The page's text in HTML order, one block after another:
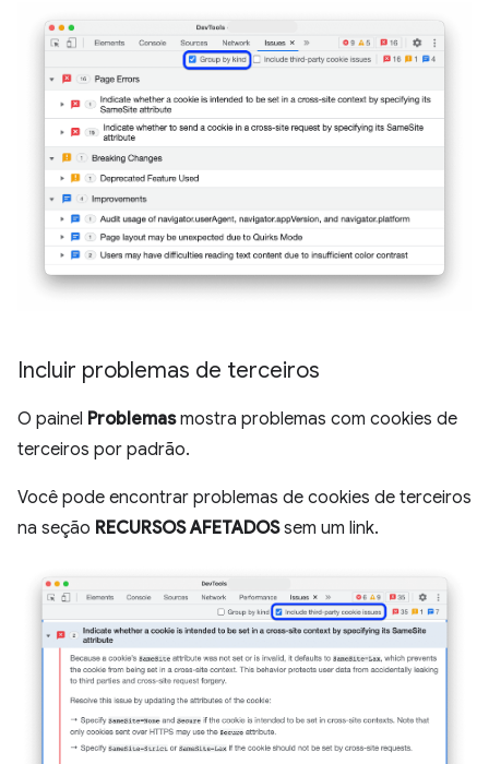
Incluir problemas de terceiros
O painel Problemasmostra problemas com cookies de
terceiros por padrão.
Você pode encontrar problemas de cookies de terceiros
na seção RECURSOS AFETADOSsem um link.